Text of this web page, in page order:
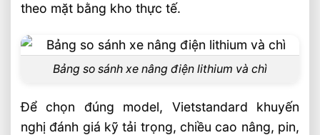
theo mặt bằng kho thực tế.
Bảng so sánh xe nâng điện lithium và chì
Để chọn đúng model, Vietstandard khuyến
nghị đánh giá kỹ tải trọng, chiều cao nâng, pin,